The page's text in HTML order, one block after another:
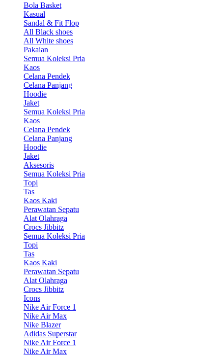
Bola Basket
Kasual
Sandal & Fit Flop
All Black shoes
All White shoes
Pakaian
Semua Koleksi Pria
Kaos
Celana Pendek
Celana Panjang
Hoodie
Jaket
Semua Koleksi Pria
Kaos
Celana Pendek
Celana Panjang
Hoodie
Jaket
Aksesoris
Semua Koleksi Pria
Topi
Tas
Kaos Kaki
Perawatan Sepatu
Alat Olahraga
Crocs Jibbitz
Semua Koleksi Pria
Topi
Tas
Kaos Kaki
Perawatan Sepatu
Alat Olahraga
Crocs Jibbitz
Icons
Nike Air Force 1
Nike Air Max
Nike Blazer
Adidas Superstar
Nike Air Force 1
Nike Air Max